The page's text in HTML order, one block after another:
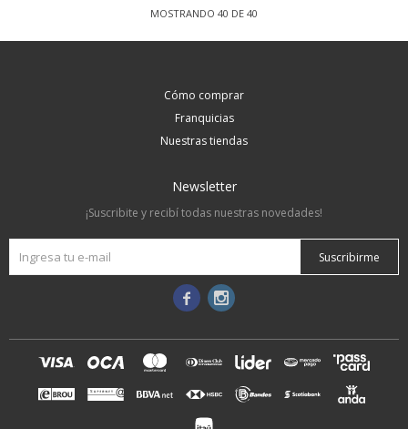
MOSTRANDO 40 DE 40
Cómo comprar
Franquicias
Nuestras tiendas
Newsletter
¡Suscribite y recibí todas nuestras novedades!
Suscribirme
 